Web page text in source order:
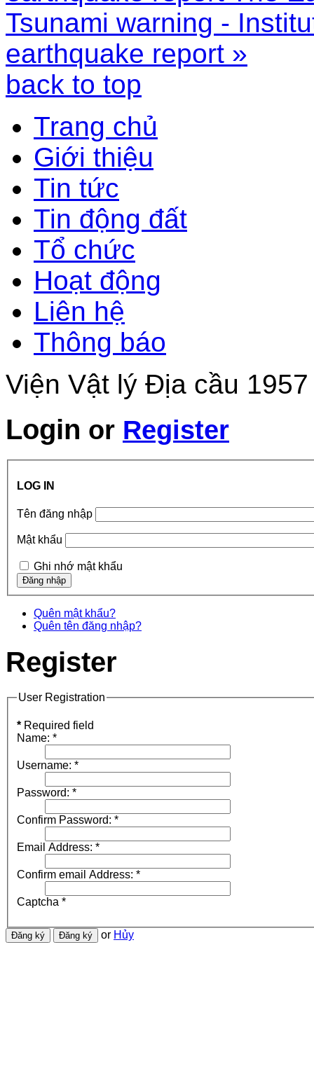
Tsunami warning -
earthquake report »
back to top
Trang chủ
Giới thiệu
Tin tức
Tin động đất
Tổ chức
Hoạt động
Liên hệ
Thông báo
Viện Vật lý Địa cầu
Login or Register
LOG IN
Tên đăng nhập
Mật khẩu
Ghi nhớ mật khẩu
Quên mật khẩu?
Quên tên đăng nhập?
Register
User Registration
* Required field
Name: *
Username: *
Password: *
Confirm Password: *
Email Address: *
Confirm email Address: *
Captcha *
or Hủy